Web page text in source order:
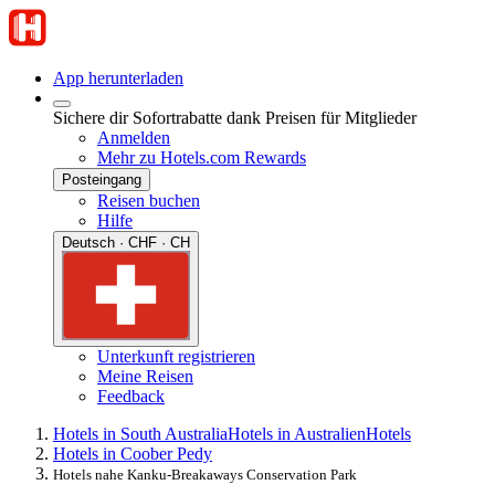
App herunterladen
Sichere dir Sofortrabatte dank Preisen für Mitglieder
Anmelden
Mehr zu Hotels.com Rewards
Posteingang
Reisen buchen
Hilfe
Deutsch · CHF · CH
Unterkunft registrieren
Meine Reisen
Feedback
Hotels in South AustraliaHotels in AustralienHotels
Hotels in Coober Pedy
Hotels nahe Kanku-Breakaways Conservation Park